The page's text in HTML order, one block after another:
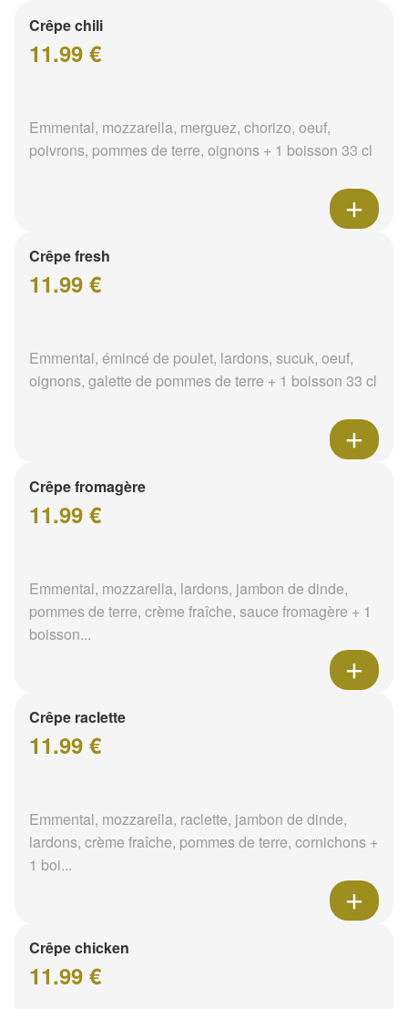
Crêpe chili
11.99 €
Emmental, mozzarella, merguez, chorizo, oeuf,
poivrons, pommes de terre, oignons + 1 boisson 33 cl
Crêpe fresh
11.99 €
Emmental, émincé de poulet, lardons, sucuk, oeuf,
oignons, galette de pommes de terre + 1 boisson 33 cl
Crêpe fromagère
11.99 €
Emmental, mozzarella, lardons, jambon de dinde,
pommes de terre, crème fraîche, sauce fromagère + 1
boisson...
Crêpe raclette
11.99 €
Emmental, mozzarella, raclette, jambon de dinde,
lardons, crème fraîche, pommes de terre, cornichons +
1 boi...
Crêpe chicken
11.99 €